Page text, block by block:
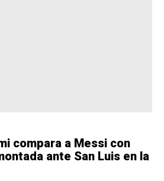
compara a Messi con
ante San Luis en la